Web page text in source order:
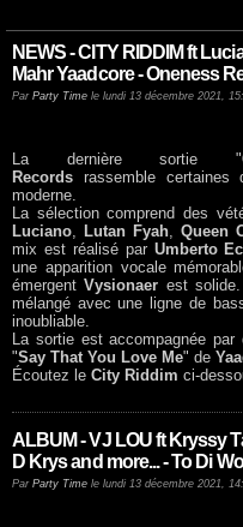
NEWS - CITY RIDDIM ft
Mahr Yaadcore - Oneness
Par Party Time le lundi 13 décembre 2021,
La dernière sortie "
Records rassemble
moderne.
La sélection comprend des
Luciano, Lutan Fyah, Queen
mix est réalisé par Umberto
une apparition vocale
émergentVysionaer est solide.
mélangé avec une ligne de
inoubliable.
La sortie est accompagnée
"Say That You Love Me" de
Écoutez le City Riddim ci-
ALBUM - VJ LOU ft Kryssy
D Krys and more... - To Di
Par Party Time le lundi 13 décembre 2021,